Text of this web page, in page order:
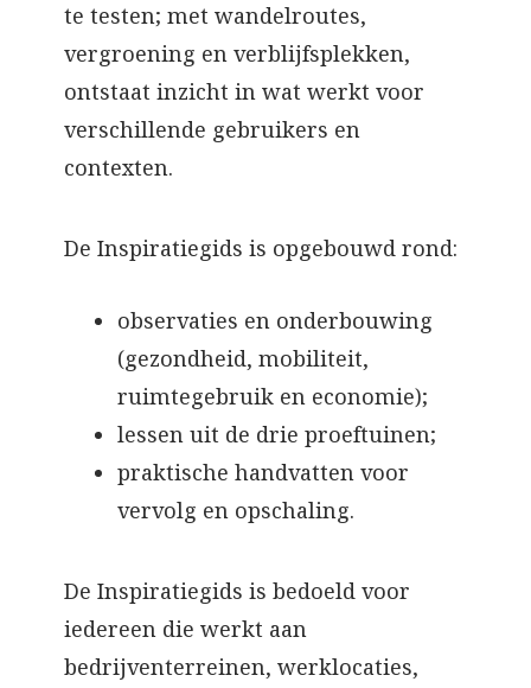
te testen; met wandelroutes,
vergroening en verblijfsplekken,
ontstaat inzicht in wat werkt voor
verschillende gebruikers en
contexten.
De Inspiratiegids is opgebouwd rond:
observaties en onderbouwing
(gezondheid, mobiliteit,
ruimtegebruik en economie);
lessen uit de drie proeftuinen;
praktische handvatten voor
vervolg en opschaling.
De Inspiratiegids is bedoeld voor
iedereen die werkt aan
bedrijventerreinen, werklocaties,